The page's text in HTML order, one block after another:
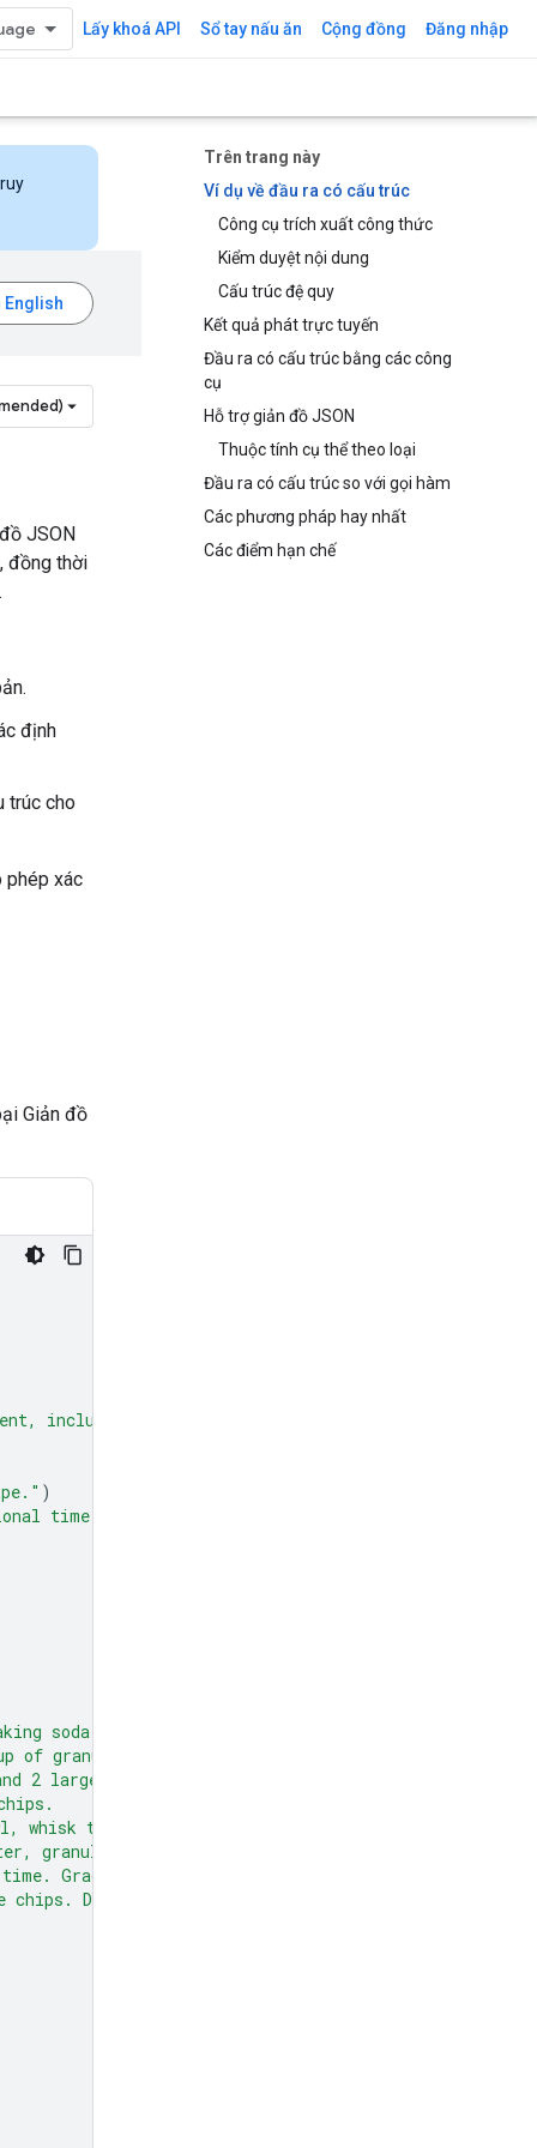
Lấy khoá API Sổ tay nấu ăn Cộng đồng Đăng nhập
Trên trang này
Ví dụ về đầu ra có cấu trúc
Công cụ trích xuất công thức
Kiểm duyệt nội dung
Cấu trúc đệ quy
Kết quả phát trực tuyến
Đầu ra có cấu trúc bằng các công
cụ
Hỗ trợ giản đồ JSON
Thuộc tính cụ thể theo loại
Đầu ra có cấu trúc so với gọi hàm
Các phương pháp hay nhất
Các điểm hạn chế
JSON
đồng thời
định
trúc cho
phép xác
Giản đồ
including units."
)
time in minutes to prepare the recipe."
soda,
of granulated sugar,
2 large eggs.
whisk together the flour,
granulated sugar, and brown sugar
Gradually beat in the dry
Drop by rounded tablespoons